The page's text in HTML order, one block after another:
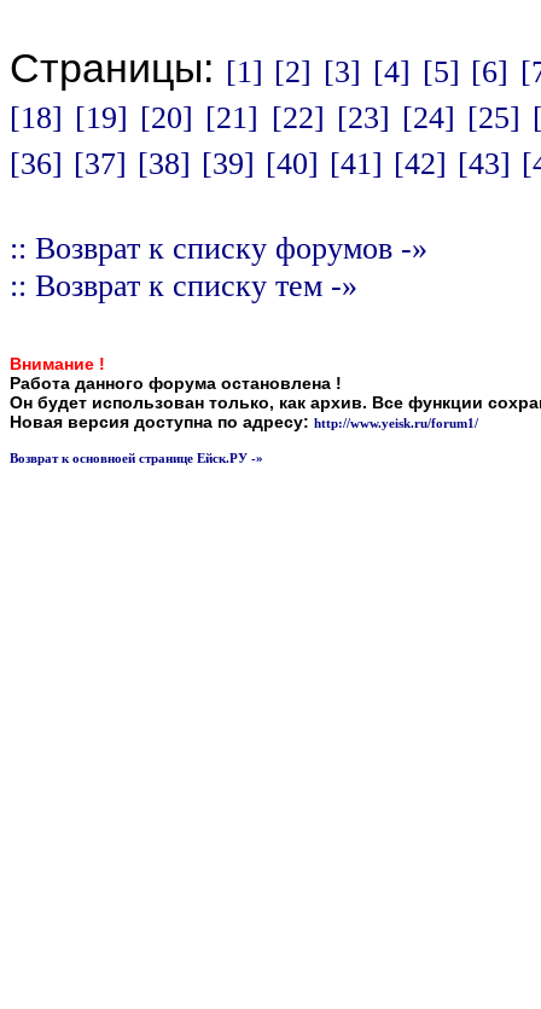
Страницы: [1] [2] [3] [4] [5] [6]
[18] [19] [20] [21] [22] [23] [24] [25]
[36] [37] [38] [39] [40] [41] [42] [43]
:: Возврат к списку форумов -»
:: Возврат к списку тем -»
Внимание !
Работа данного форума остановлена !
Он будет использован только, как архив. Все функции
Новая версия доступна по адресу: http://www.yeisk.ru/forum1/
Возврат к основноей странице Ейск.РУ -»